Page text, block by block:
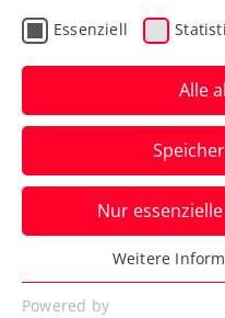
ITF Junior
Chengdu
Der ÖTV-
erstes
Abschlussturnier
Verfasst von: Manuel
Essenziell
Alle
Nur
Essenziell
Essenzielle Cookies
Weitere
Powered by